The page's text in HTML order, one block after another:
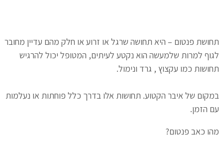
תחושת פנטום – היא תחושה שרגל או זרוע או חלק מהם עדיין מחובר
לגוף למרות שלמעשה הוא נקטע לעיתים, המטופל יכול להרגיש
תחושות כמו עקצוץ , גרד ונימול.
במקום של איבר הקטוע. תחושות אלו בדרך כלל פוחתות או נעלמות
עם הזמן.
מהו כאב פנטום?